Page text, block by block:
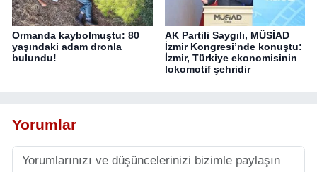
Ormanda kaybolmuştu: 80
yaşındaki adam dronla
bulundu!
AK Partili Saygılı, MÜSİAD
İzmir Kongresi’nde konuştu:
İzmir, Türkiye ekonomisinin
lokomotif şehridir
Yorumlar